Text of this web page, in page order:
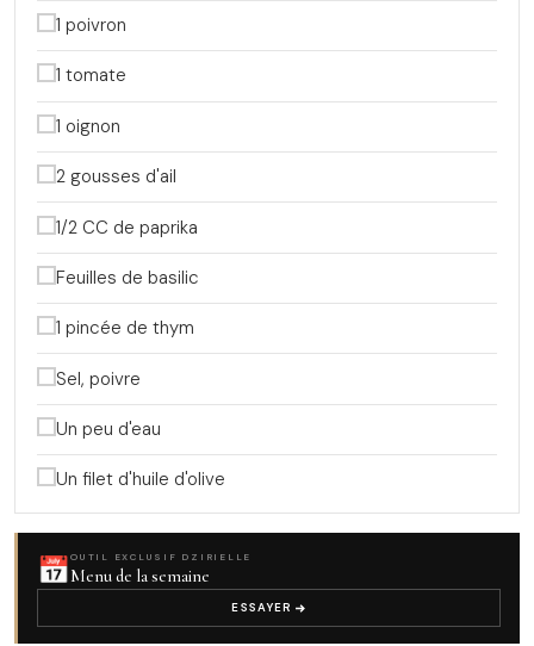
1 poivron
1 tomate
1 oignon
2 gousses d'ail
1/2 CC de paprika
Feuilles de basilic
1 pincée de thym
Sel, poivre
Un peu d'eau
Un filet d'huile d'olive
📅 OUTIL EXCLUSIF DZIRIELLE
Menu de la semaine
ESSAYER